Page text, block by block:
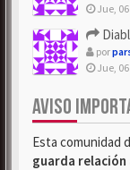
Jue, 06
por
Jue, 06
AVISO
Esta comunidad
guarda relación